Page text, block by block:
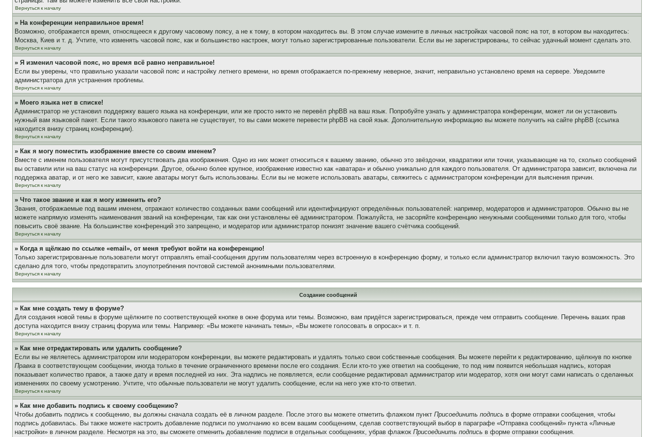
Вернуться к началу
» На конференции неправильное время!
Возможно, отображается время, относящееся к другому часовому поясу, а не к тому, в котором находитесь вы. В этом случае измените в личных настройках часовой пояс на тот, в котором вы находитесь:
Москва, Киев и т. д. Учтите, что изменять часовой пояс, как и большинство настроек, могут только зарегистрированные пользователи. Если вы не зарегистрированы, то сейчас удачный момент сделать это.
Вернуться к началу
» Я изменил часовой пояс, но время всё равно неправильное!
Если вы уверены, что правильно указали часовой пояс и настройку летнего времени, но время отображается по-прежнему неверное, значит, неправильно установлено время на сервере. Уведомите
администратора для устранения проблемы.
Вернуться к началу
» Моего языка нет в списке!
Администратор не установил поддержку вашего языка на конференции, или же просто никто не перевёл phpBB на ваш язык. Попробуйте узнать у администратора конференции, может ли он установить
нужный вам языковой пакет. Если такого языкового пакета не существует, то вы сами можете перевести phpBB на свой язык. Дополнительную информацию вы можете получить на сайте phpBB (ссылка
находится внизу страниц конференции).
Вернуться к началу
» Как я могу поместить изображение вместе со своим именем?
Вместе с именем пользователя могут присутствовать два изображения. Одно из них может относиться к вашему званию, обычно это звёздочки, квадратики или точки, указывающие на то, сколько сообщений
вы оставили или на ваш статус на конференции. Другое, обычно более крупное, изображение известно как «аватара» и обычно уникально для каждого пользователя. От администратора зависит, включена ли
поддержка аватар, и от него же зависит, какие аватары могут быть использованы. Если вы не можете использовать аватары, свяжитесь с администратором конференции для выяснения причин.
Вернуться к началу
» Что такое звание и как я могу изменить его?
Звания, отображаемые под вашим именем, отражают количество созданных вами сообщений или идентифицируют определённых пользователей: например, модераторов и администраторов. Обычно вы не
можете напрямую изменять наименования званий на конференции, так как они установлены её администратором. Пожалуйста, не засоряйте конференцию ненужными сообщениями только для того, чтобы
повысить своё звание. На большинстве конференций это запрещено, и модератор или администратор понизят значение вашего счётчика сообщений.
Вернуться к началу
» Когда я щёлкаю по ссылке «email», от меня требуют войти на конференцию!
Только зарегистрированные пользователи могут отправлять email-сообщения другим пользователям через встроенную в конференцию форму, и только если администратор включил такую возможность. Это
сделано для того, чтобы предотвратить злоупотребления почтовой системой анонимными пользователями.
Вернуться к началу
Создание сообщений
» Как мне создать тему в форуме?
Для создания новой темы в форуме щёлкните по соответствующей кнопке в окне форума или темы. Возможно, вам придётся зарегистрироваться, прежде чем отправить сообщение. Перечень ваших прав
доступа находится внизу страниц форума или темы. Например: «Вы можете начинать темы», «Вы можете голосовать в опросах» и т. п.
Вернуться к началу
» Как мне отредактировать или удалить сообщение?
Если вы не являетесь администратором или модератором конференции, вы можете редактировать и удалять только свои собственные сообщения. Вы можете перейти к редактированию, щёлкнув по кнопке
Правка в соответствующем сообщении, иногда только в течение ограниченного времени после его создания. Если кто-то уже ответил на сообщение, то под ним появится небольшая надпись, которая
показывает количество правок, а также дату и время последней из них. Эта надпись не появляется, если сообщение редактировал администратор или модератор, хотя они могут сами написать о сделанных
изменениях по своему усмотрению. Учтите, что обычные пользователи не могут удалить сообщение, если на него уже кто-то ответил.
Вернуться к началу
» Как мне добавить подпись к своему сообщению?
Чтобы добавить подпись к сообщению, вы должны сначала создать её в личном разделе. После этого вы можете отметить флажком пункт Присоединить подпись в форме отправки сообщения, чтобы
подпись добавилась. Вы также можете настроить добавление подписи по умолчанию ко всем вашим сообщениям, сделав соответствующий выбор в параграфе «Отправка сообщений» пункта «Личные
настройки» в личном разделе. Несмотря на это, вы сможете отменить добавление подписи в отдельных сообщениях, убрав флажок Присоединить подпись в форме отправки сообщения.